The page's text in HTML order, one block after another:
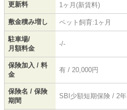
更新料 1ヶ月(新賃料)
敷金積み増し ペット飼育:1ヶ月
駐車場/
月額料金
-/-
保険加入 / 料
金
有 / 20,000円
保険名 / 保険
期間
SBI少額短期保険 / 2年